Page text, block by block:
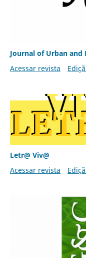
Journal of Urban and
Acessar revista
Letr@ Viv@
Acessar revista